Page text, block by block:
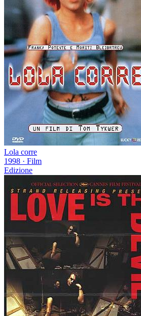
Lola corre
1998 · Film
Edizione